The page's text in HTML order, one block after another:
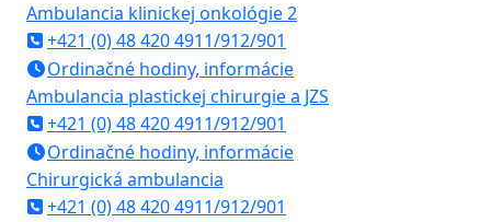
Ambulancia klinickej onkológie 2
+421 (0) 48 420 4911/912/901
Ordinačné hodiny, informácie
Ambulancia plastickej chirurgie a JZS
+421 (0) 48 420 4911/912/901
Ordinačné hodiny, informácie
Chirurgická ambulancia
+421 (0) 48 420 4911/912/901